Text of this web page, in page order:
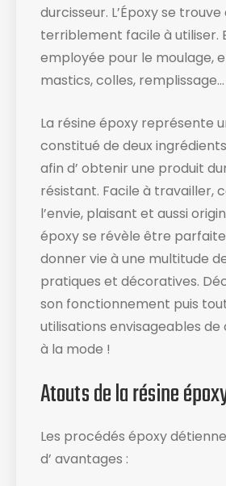
durcisseur. L’Époxy se
terriblement facile à utiliser.
employée pour le moulage,
mastics, colles, remplissage…
La résine époxy représente
constitué de deux
afin d’ obtenir une produit
résistant. Facile à travailler,
l’envie, plaisant et aussi
époxy se révèle être parfaite
donner vie à une multitude
pratiques et décoratives.
son fonctionnement puis
utilisations envisageables
à la mode !
Atouts de la résine
Les procédés époxy
d’ avantages :